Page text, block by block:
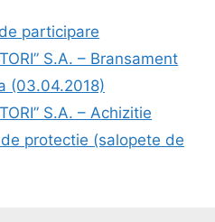
participare
S.A. – Bransament
(03.04.2018)
S.A. – Achizitie
protectie (salopete de